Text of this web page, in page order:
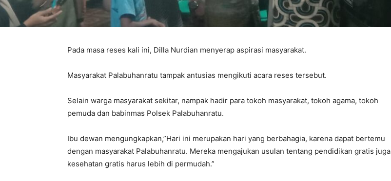
Pada masa reses kali ini, Dilla Nurdian menyerap aspirasi masyarakat.
Masyarakat Palabuhanratu tampak antusias mengikuti acara reses tersebut.
Selain warga masyarakat sekitar, nampak hadir para tokoh masyarakat, tokoh agama, tokoh
pemuda dan babinmas Polsek Palabuhanratu.
Ibu dewan mengungkapkan,”Hari ini merupakan hari yang berbahagia, karena dapat bertemu
dengan masyarakat Palabuhanratu. Mereka mengajukan usulan tentang pendidikan gratis juga
kesehatan gratis harus lebih di permudah.”